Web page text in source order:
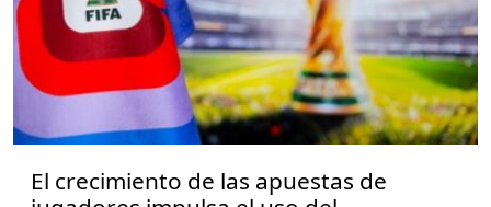
El crecimiento de las apuestas de